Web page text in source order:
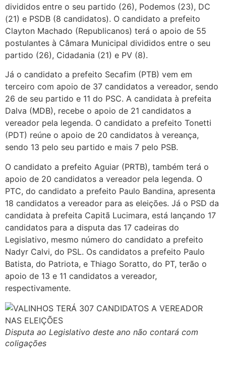
divididos entre o seu partido (26), Podemos (23), DC
(21) e PSDB (8 candidatos). O candidato a prefeito
Clayton Machado (Republicanos) terá o apoio de 55
postulantes à Câmara Municipal divididos entre o seu
partido (26), Cidadania (21) e PV (8).
Já o candidato a prefeito Secafim (PTB) vem em
terceiro com apoio de 37 candidatos a vereador, sendo
26 de seu partido e 11 do PSC. A candidata à prefeita
Dalva (MDB), recebe o apoio de 21 candidatos a
vereador pela legenda. O candidato a prefeito Tonetti
(PDT) reúne o apoio de 20 candidatos à vereança,
sendo 13 pelo seu partido e mais 7 pelo PSB.
O candidato a prefeito Aguiar (PRTB), também terá o
apoio de 20 candidatos a vereador pela legenda. O
PTC, do candidato a prefeito Paulo Bandina, apresenta
18 candidatos a vereador para as eleições. Já o PSD da
candidata à prefeita Capitã Lucimara, está lançando 17
candidatos para a disputa das 17 cadeiras do
Legislativo, mesmo número do candidato a prefeito
Nadyr Calvi, do PSL. Os candidatos a prefeito Paulo
Batista, do Patriota, e Thiago Soratto, do PT, terão o
apoio de 13 e 11 candidatos a vereador,
respectivamente.
Disputa ao Legislativo deste ano não contará com
coligações